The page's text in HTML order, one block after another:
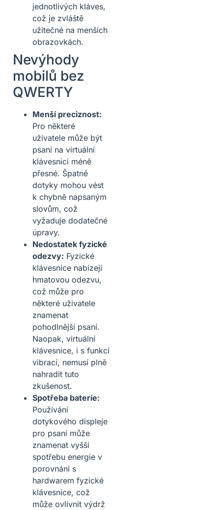
jednotlivých kláves,
což je zvláště
užitečné na menších
obrazovkách.
Nevýhody
mobilů bez
QWERTY
Menší preciznost:
Pro některé
uživatele může být
psaní na virtuální
klávesnici méně
přesné. Špatné
dotyky mohou vést
k chybně napsaným
slovům, což
vyžaduje dodatečné
úpravy.
Nedostatek fyzické
odezvy: Fyzické
klávesnice nabízejí
hmatovou odezvu,
což může pro
některé uživatele
znamenat
pohodlnější psaní.
Naopak, virtuální
klávesnice, i s funkcí
vibrací, nemusí plně
nahradit tuto
zkušenost.
Spotřeba baterie:
Používání
dotykového displeje
pro psaní může
znamenat vyšší
spotřebu energie v
porovnání s
hardwarem fyzické
klávesnice, což
může ovlivnit výdrž